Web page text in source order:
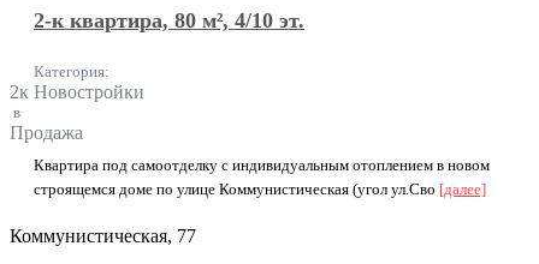
2-к квартира, 80 м², 4/10 эт.
Категория:
2к Новостройки
в
Продажа
Квартира под самоотделку с индивидуальным отоплением в новом
строящемся доме по улице Коммунистическая (угол ул.Сво [далее]
Коммунистическая, 77